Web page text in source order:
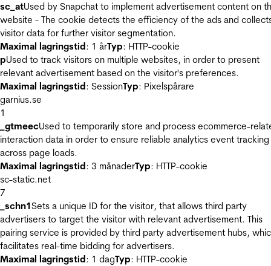
sc_atUsed by Snapchat to implement advertisement content on
website - The cookie detects the efficiency of the ads and
visitor data for further visitor segmentation.
Maximal lagringstid: 1 årTyp: HTTP-cookie
pUsed to track visitors on multiple websites, in order to present
relevant advertisement based on the visitor's preferences.
Maximal lagringstid: SessionTyp: Pixelspårare
garnius.se
1
_gtmeecUsed to temporarily store and process ecommerce-
interaction data in order to ensure reliable analytics event tracking
across page loads.
Maximal lagringstid: 3 månaderTyp: HTTP-cookie
sc-static.net
7
_schn1Sets a unique ID for the visitor, that allows third party
advertisers to target the visitor with relevant advertisement. This
pairing service is provided by third party advertisement hubs,
facilitates real-time bidding for advertisers.
Maximal lagringstid: 1 dagTyp: HTTP-cookie